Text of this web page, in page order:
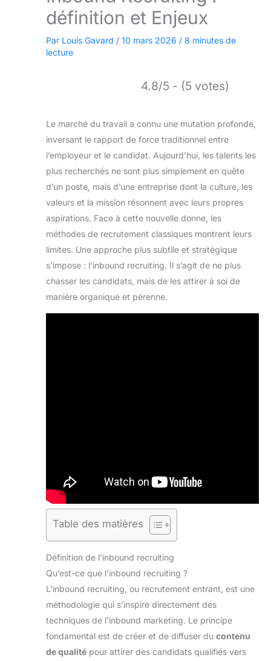
définition et Enjeux
Par Louis Gavard / 10 mars 2026 / 8 minutes de
lecture
4.8/5 - (5 votes)
Le marché du travail a connu une mutation profonde,
inversant le rapport de force traditionnel entre
l’employeur et le candidat. Aujourd’hui, les talents les
plus recherchés ne sont plus simplement en quête
d’un poste, mais d’une entreprise dont la culture, les
valeurs et la mission résonnent avec leurs propres
aspirations. Face à cette nouvelle donne, les
méthodes de recrutement classiques montrent leurs
limites. Une approche plus subtile et stratégique
s’impose : l’inbound recruiting. Il s’agit de ne plus
chasser les candidats, mais de les attirer à soi de
manière organique et pérenne.
Table des matières
Définition de l’inbound recruiting
Qu’est-ce que l’inbound recruiting ?
L’inbound recruiting, ou recrutement entrant, est une
méthodologie qui s’inspire directement des
techniques de l’inbound marketing. Le principe
fondamental est de créer et de diffuser du contenu
de qualité pour attirer des candidats qualifiés vers